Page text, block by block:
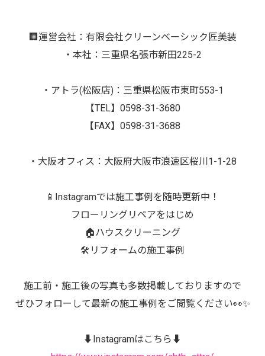
🏢運営会社：有限会社クリーンベーシック匠美装
・本社：三重県名張市新田225-2
・アトラ(松阪店)：三重県松阪市東町553-1
【TEL】0598-31-3680
【FAX】0598-31-3688
・大阪オフィス：大阪府大阪市浪速区桜川1-1-28
📱Instagramでは施工事例を随時更新中！
フローリングリペアをはじめ
🏠ハウスクリーニング
🛠️リフォームの施工事例
施工前・施工後の写真も多数掲載しておりますので
ぜひフォローして最新の施工事例をご閲覧ください👀✨
⬇️Instagramはこちら⬇️